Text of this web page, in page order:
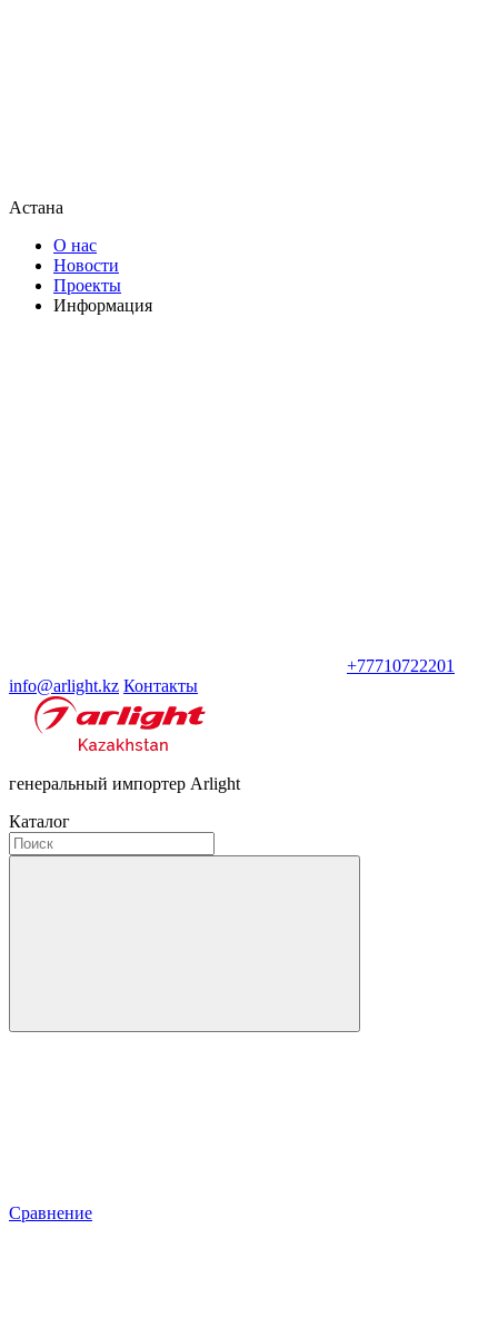
Астана
О нас
Новости
Проекты
Информация
+77710722201
info@arlight.kz Контакты
генеральный импортер Arlight
Каталог
Сравнение